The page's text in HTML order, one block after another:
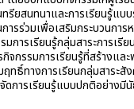
รียสนทนาและการเรียนรู้แบ
ารร่วมเพื่อเสริมกระบวนกา
มการเรียนรู้กลุ่มสาระการเรี
จกรรมการเรียนรู้ที่สร้างแล
ทธิ์ทางการเรียนกลุ่มสาระสั
ดการเรียนรู้แบบปกติอย่าง